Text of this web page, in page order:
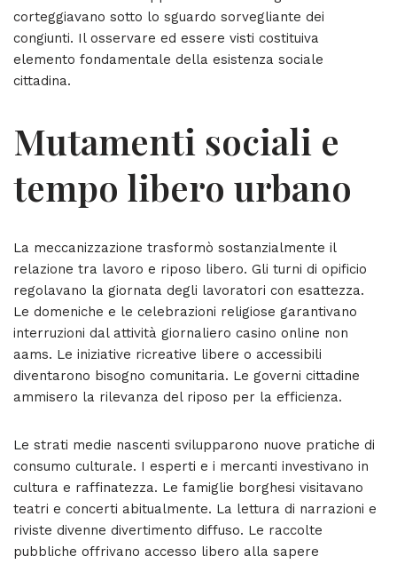
corteggiavano sotto lo sguardo sorvegliante dei
congiunti. Il osservare ed essere visti costituiva
elemento fondamentale della esistenza sociale
cittadina.
Mutamenti sociali e
tempo libero urbano
La meccanizzazione trasformò sostanzialmente il
relazione tra lavoro e riposo libero. Gli turni di opificio
regolavano la giornata degli lavoratori con esattezza.
Le domeniche e le celebrazioni religiose garantivano
interruzioni dal attività giornaliero casino online non
aams. Le iniziative ricreative libere o accessibili
diventarono bisogno comunitaria. Le governi cittadine
ammisero la rilevanza del riposo per la efficienza.
Le strati medie nascenti svilupparono nuove pratiche di
consumo culturale. I esperti e i mercanti investivano in
cultura e raffinatezza. Le famiglie borghesi visitavano
teatri e concerti abitualmente. La lettura di narrazioni e
riviste divenne divertimento diffuso. Le raccolte
pubbliche offrivano accesso libero alla sapere